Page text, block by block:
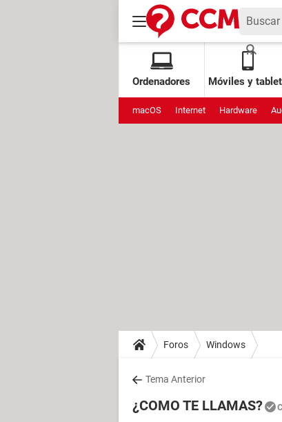
Ordenadores Móviles y
macOS Internet Hardware
Foros Windows
Tema Anterior
¿COMO TE LLAMAS?